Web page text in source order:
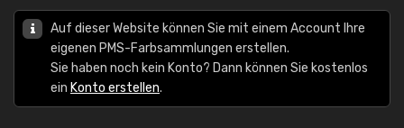
Auf dieser Website können Sie mit einem Account Ihre
eigenen PMS-Farbsammlungen erstellen.
Sie haben noch kein Konto? Dann können Sie kostenlos
ein Konto erstellen.